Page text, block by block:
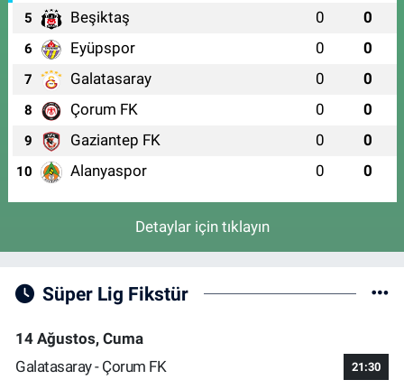
5 Beşiktaş 0 0
6 Eyüpspor 0 0
7 Galatasaray 0 0
8 Çorum FK 0 0
9 Gaziantep FK 0 0
10 Alanyaspor 0 0
Detaylar için tıklayın
Süper Lig Fikstür
14 Ağustos, Cuma
Galatasaray - Çorum FK
21:30